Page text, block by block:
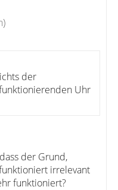
der
Uhr
der Grund,
irrelevant
funktioniert?